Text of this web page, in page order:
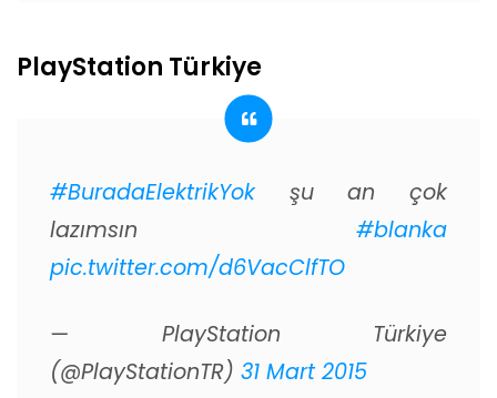
PlayStation Türkiye
#BuradaElektrikYokşu an çok
lazımsın #blanka
pic.twitter.com/d6VacClfTO
— PlayStation Türkiye
(@PlayStationTR) 31 Mart 2015